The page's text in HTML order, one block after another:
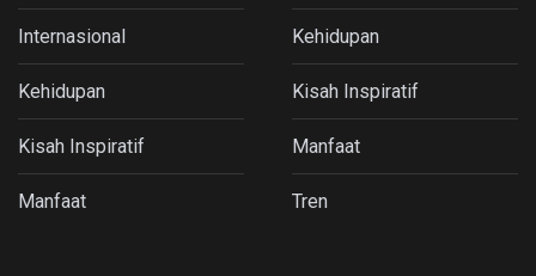
Internasional
Kehidupan
Kisah Inspiratif
Manfaat
Kehidupan
Kisah Inspiratif
Manfaat
Tren